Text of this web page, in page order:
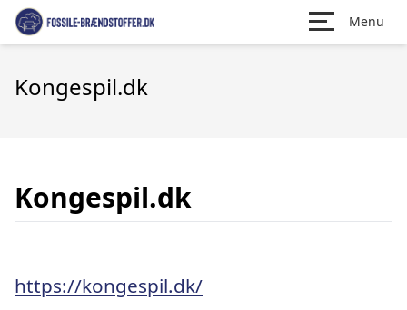
Menu
Kongespil.dk
Kongespil.dk
https://kongespil.dk/